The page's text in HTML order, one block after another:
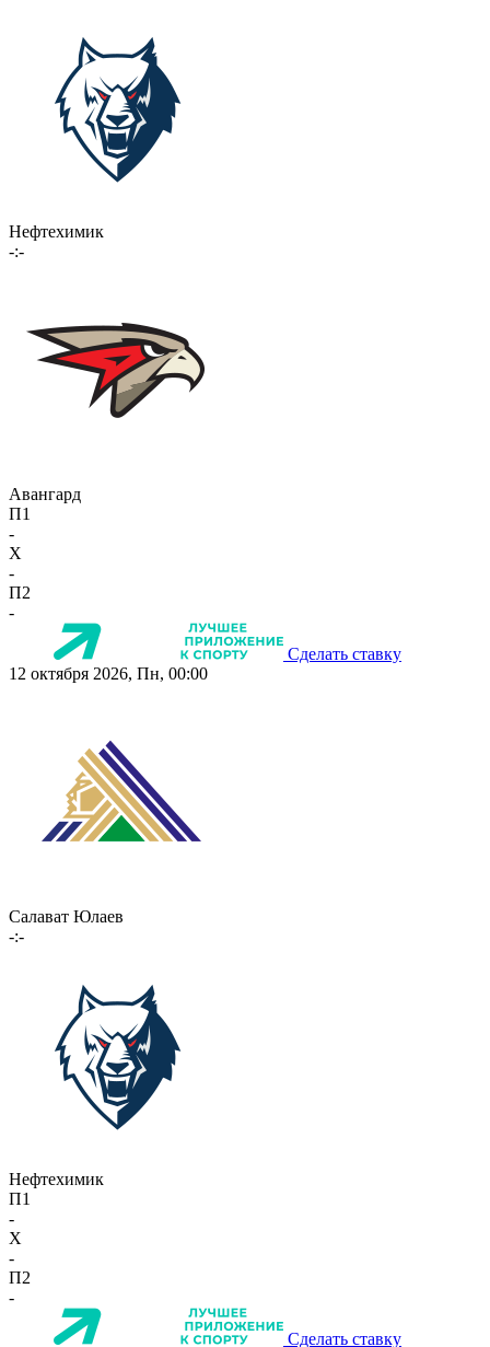
Нефтехимик
-:-
Авангард
П1
-
X
-
П2
-
Сделать ставку
12 октября 2026, Пн, 00:00
Салават Юлаев
-:-
Нефтехимик
П1
-
X
-
П2
-
Сделать ставку